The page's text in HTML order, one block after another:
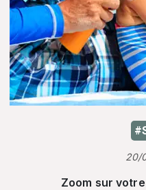
20/
Zoom sur